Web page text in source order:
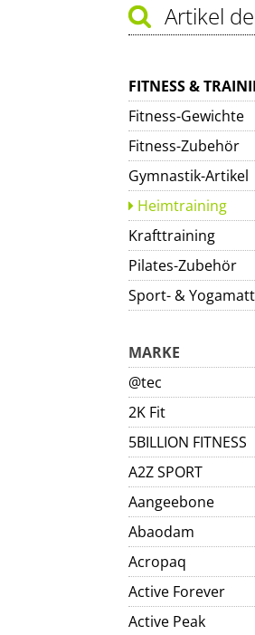
Artikel
FITNESS &
Fitness-Gewichte
Fitness-Zubehör
Gymnastik-Artikel
Heimtraining
Krafttraining
Pilates-Zubehör
Sport- &
MARKE
@tec
2K Fit
5BILLION FITNESS
A2Z SPORT
Aangeebone
Abaodam
Acropaq
Active Forever
Active Peak